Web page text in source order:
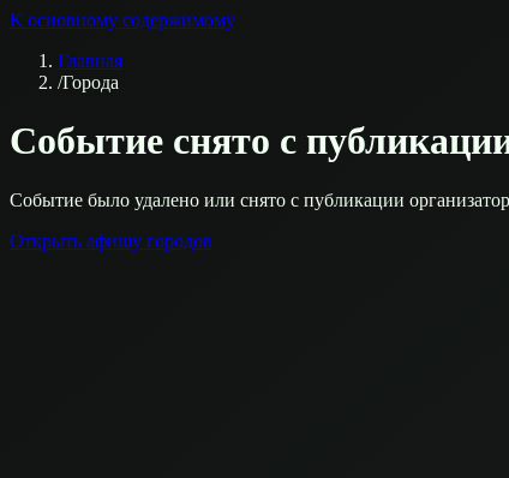
К основному содержимому
Главная
/Города
Событие снято с
Событие было удалено или снято с публикации
Открыть афишу городов